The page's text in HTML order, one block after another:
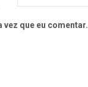
que eu comentar.